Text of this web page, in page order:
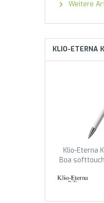
Weitere
KLIO-
Klio-Eterna
Boa